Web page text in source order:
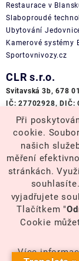
Restaurace v
Slaboproudé
Ubytování
Kamerové systémy
Sportovnivozy.cz
CLR s.r.o.
Svitavská 3b, 678
IČ: 27702928, DIČ:
e-mail: info@clr-
+420 728 201 004
© 2021 cctv-
Při
cookie.
našich
měření
stránkách.
vyjadřujete
Tlačítkem "
Cookie
Více